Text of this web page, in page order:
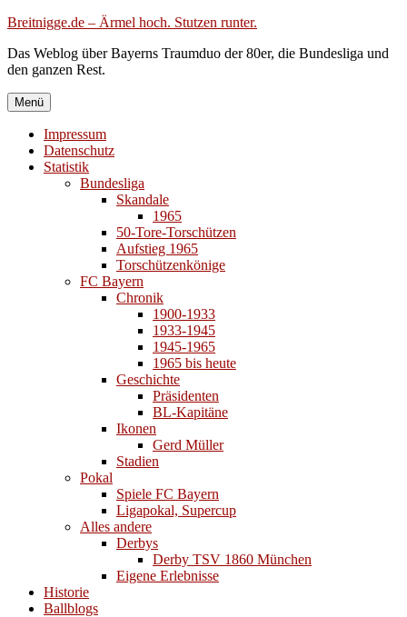
Zum
springen
Breitnigge.de – Ärmel hoch. Stutzen runter.
Das Weblog über Bayerns Traumduo der 80er, die Bundesliga und
den ganzen Rest.
Menü
Impressum
Datenschutz
Statistik
Bundesliga
Skandale
1965
50-Tore-Torschützen
Aufstieg 1965
Torschützenkönige
FC Bayern
Chronik
1900-1933
1933-1945
1945-1965
1965 bis heute
Geschichte
Präsidenten
BL-Kapitäne
Ikonen
Gerd Müller
Stadien
Pokal
Spiele FC Bayern
Ligapokal, Supercup
Alles andere
Derbys
Derby TSV 1860 München
Eigene Erlebnisse
Historie
Ballblogs